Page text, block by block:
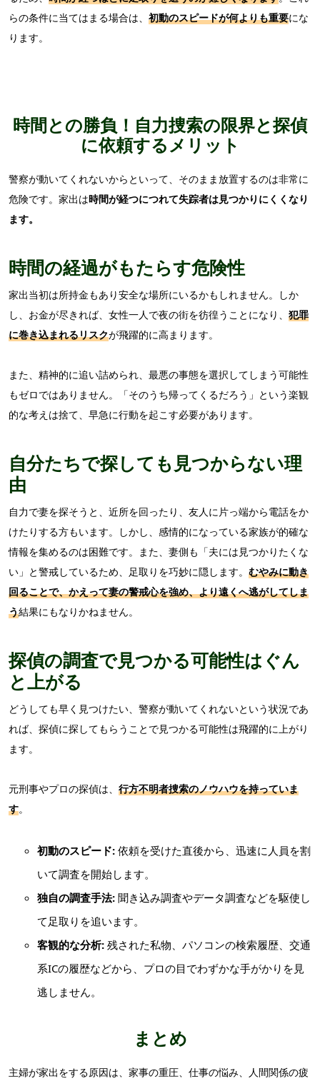
らの条件に当てはまる場合は、 初動のスピードが何よりも重要にな
ります。
時間との勝負！自力捜索の限界と探偵
に依頼するメリット
警察が動いてくれないからといって、そのまま放置するのは非常に
危険です。 家出は時間が経つにつれて失踪者は見つかりにくくなり
ます。
時間の経過がもたらす危険性
家出当初は所持金もあり安全な場所にいるかもしれません。しか
し、お金が尽きれば、女性一人で夜の街を彷徨うことになり、 犯罪
に巻き込まれるリスクが飛躍的に高まります。
また、精神的に追い詰められ、最悪の事態を選択してしまう可能性
もゼロではありません。「そのうち帰ってくるだろう」という楽観
的な考えは捨て、早急に行動を起こす必要があります。
自分たちで探しても見つからない理
由
自力で妻を探そうと、近所を回ったり、友人に片っ端から電話をか
けたりする方もいます。しかし、感情的になっている家族が的確な
情報を集めるのは困難です。また、妻側も「夫には見つかりたくな
い」と警戒しているため、足取りを巧妙に隠します。 むやみに動き
回ることで、かえって妻の警戒心を強め、より遠くへ逃がしてしま
う結果にもなりかねません。
探偵の調査で見つかる可能性はぐん
と上がる
どうしても早く見つけたい、警察が動いてくれないという状況であ
れば、探偵に探してもらうことで見つかる可能性は飛躍的に上がり
ます。
元刑事やプロの探偵は、 行方不明者捜索のノウハウを持っていま
す。
初動のスピード:依頼を受けた直後から、迅速に人員を割
いて調査を開始します。
独自の調査手法:聞き込み調査やデータ調査などを駆使し
て足取りを追います。
客観的な分析:残された私物、パソコンの検索履歴、交通
系ICの履歴などから、プロの目でわずかな手がかりを見
逃しません。
まとめ
主婦が家出をする原因は、家事の重圧、仕事の悩み、人間関係の疲